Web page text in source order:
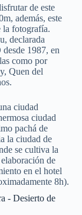
de este
además, este
la fotografía.
declarada
1987, en
como por
Quen del
ciudad
ciudad
pachá de
la ciudad de
se cultiva la
de
en el hotel
8h).
- Desierto de